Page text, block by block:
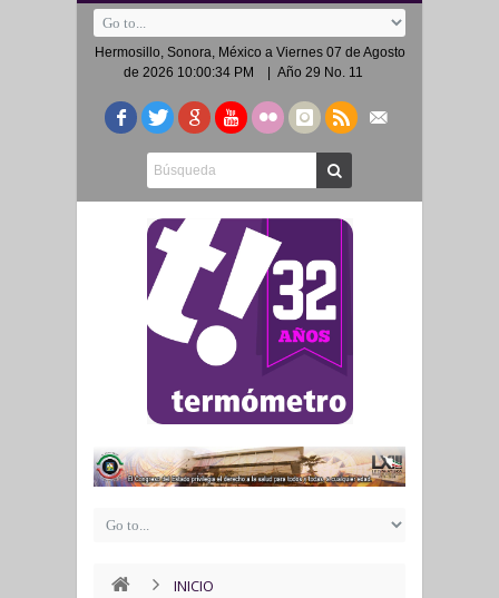
Hermosillo, Sonora, México a Viernes 07 de Agosto
de 2026 10:00:34 PM
| Año 29 No. 11
INICIO